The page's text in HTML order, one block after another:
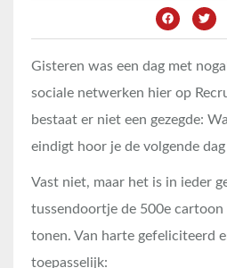
Gisteren was een dag met
sociale netwerken hier op
bestaat er niet een gezegde:
eindigt hoor je de volgende
Vast niet, maar het is in ieder
tussendoortje de 500e cartoon
tonen. Van harte gefeliciteerd
toepasselijk: